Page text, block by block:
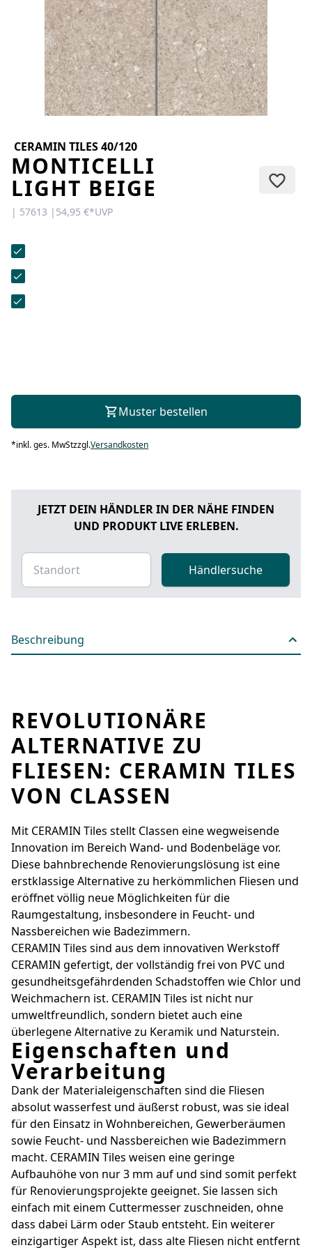
KONTAKT
Sie haben Fragen oder wünschen
eine persönliche Beratung?
Unser Team ist für Sie da –
schnell, freundlich und
kompetent. Schreiben Sie uns,
unser Kontaktformular.
CERAMIN TILES 40/120
MONTICELLI
LIGHT BEIGE
| 57613 | 54,95 €*UVP
Muster bestellen
*inkl. ges. MwStzzgl.Versandkosten
JETZT DEIN HÄNDLER IN DER NÄHE FINDEN
UND PRODUKT LIVE ERLEBEN.
Händlersuche
Beschreibung
REVOLUTIONÄRE
ALTERNATIVE ZU
FLIESEN: CERAMIN TILES
VON CLASSEN
Mit CERAMIN Tiles stellt Classen eine wegweisende
Innovation im Bereich Wand- und Bodenbeläge vor.
Diese bahnbrechende Renovierungslösung ist eine
erstklassige Alternative zu herkömmlichen Fliesen und
eröffnet völlig neue Möglichkeiten für die
Raumgestaltung, insbesondere in Feucht- und
Nassbereichen wie Badezimmern.
CERAMIN Tiles sind aus dem innovativen Werkstoff
CERAMIN gefertigt, der vollständig frei von PVC und
gesundheitsgefährdenden Schadstoffen wie Chlor und
Weichmachern ist. CERAMIN Tiles ist nicht nur
umweltfreundlich, sondern bietet auch eine
überlegene Alternative zu Keramik und Naturstein.
Eigenschaften und
Verarbeitung
Dank der Materialeigenschaften sind die Fliesen
absolut wasserfest und äußerst robust, was sie ideal
für den Einsatz in Wohnbereichen, Gewerberäumen
sowie Feucht- und Nassbereichen wie Badezimmern
macht. CERAMIN Tiles weisen eine geringe
Aufbauhöhe von nur 3 mm auf und sind somit perfekt
für Renovierungsprojekte geeignet. Sie lassen sich
einfach mit einem Cuttermesser zuschneiden, ohne
dass dabei Lärm oder Staub entsteht. Ein weiterer
einzigartiger Aspekt ist, dass alte Fliesen nicht entfernt